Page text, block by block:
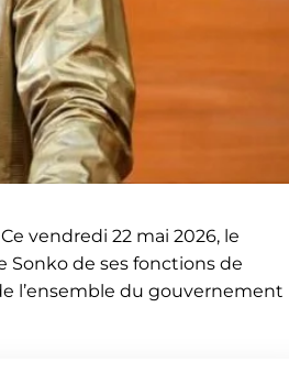
vendredi 22 mai 2026, le
Sonko de ses fonctions de
l’ensemble du gouvernement